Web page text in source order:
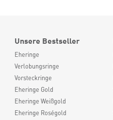
Unsere Bestseller
Eheringe
Verlobungsringe
Vorsteckringe
Eheringe Gold
Eheringe Weißgold
Eheringe Roségold